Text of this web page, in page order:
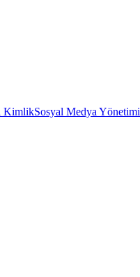
KimlikSosyal Medya Yönetimi